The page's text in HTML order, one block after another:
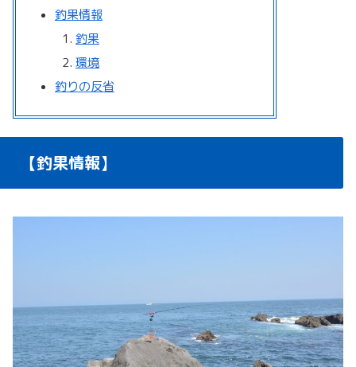
釣果情報
釣果
環境
釣りの反省
【釣果情報】